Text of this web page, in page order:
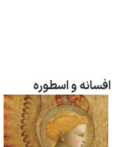
افسانه و اسطوره